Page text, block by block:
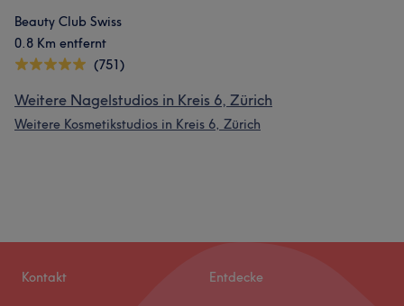
Beauty Club Swiss
0.8 Km entfernt
(751)
Weitere Nagelstudios in Kreis 6, Zürich
Weitere Kosmetikstudios in Kreis 6, Zürich
Kontakt Entdecke